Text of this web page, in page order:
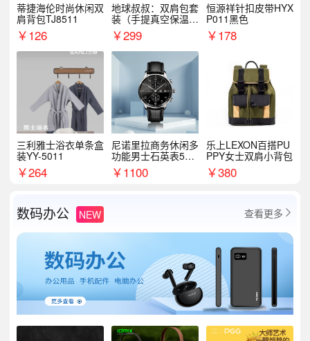
蒂捷海伦时尚休闲双
肩背包TJ8511
￥126
地球叔叔：双肩包套
装（手提真空保温杯
+手机挂绳）
￥299
恒源祥针扣皮带HYX
P011黑色
￥178
三利雅士浴衣单条盒
装YY-5011
￥264
尼诺里拉商务休闲多
功能男士石英表510
05
￥1100
乐上LEXON百搭PU
PPY女士双肩小背包
￥380
数码办公 NEW 查看更多 